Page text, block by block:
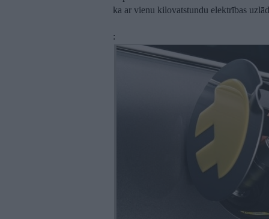
ka ar vienu kilovatstundu elektrības
: